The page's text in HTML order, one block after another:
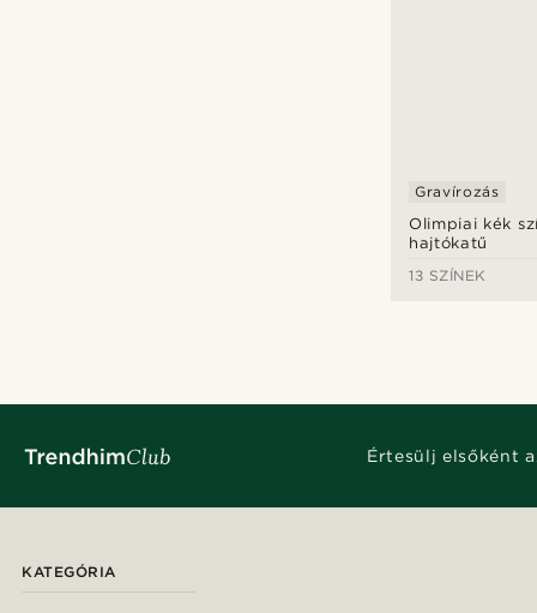
Olimpiai kék
hajtókatű
Gravírozás
13 SZÍNEK
Értesülj elsőként
KATEGÓRIA